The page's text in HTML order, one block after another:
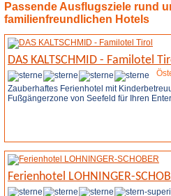
Passende Ausflugsziele rund
familienfreundlichen Hotels
DAS KALTSCHMID - Familotel
Zauberhaftes Ferienhotel mit
Fußgängerzone von Seefeld für Ihren
Ferienhotel LOHNINGER-